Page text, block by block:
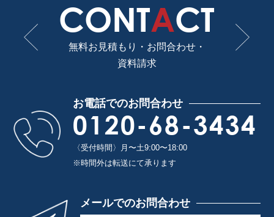
CONTACT
無料お見積もり・お問合わせ・
資料請求
お電話でのお問合わせ
0120-68-3434
〈受付時間〉月〜土9:00〜18:00
※時間外は転送にて承ります
メールでのお問合わせ